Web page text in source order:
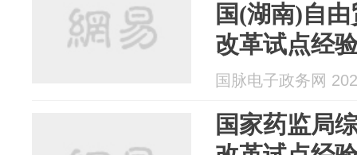
国(湖南)自
改革试点经
例的通知
国脉电子政务网
国家药监局